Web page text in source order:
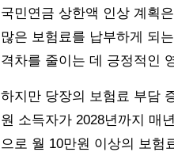
국민연금 상한액 인상 계획
많은 보험료를 납부하게 되
격차를 줄이는 데 긍정적인
하지만 당장의 보험료 부담
원 소득자가 2028년까지 매
으로 월 10만원 이상의 보험